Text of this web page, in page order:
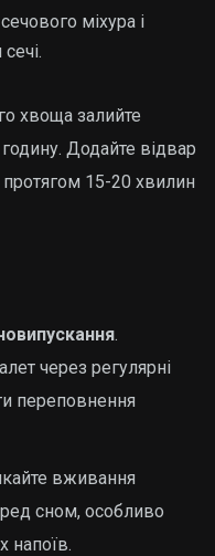
міхура і
хвоща залийте
Додайте відвар
протягом 15-20 хвилин
.
через регулярні
переповнення
вживання
сном, особливо
напоїв.